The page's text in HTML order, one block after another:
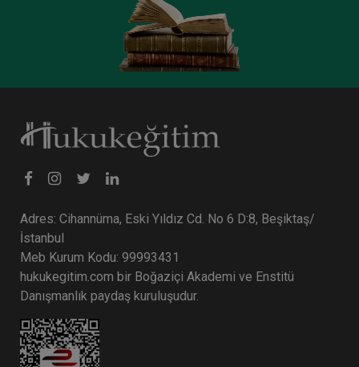
Adres: Cihannüma, Eski Yıldız Cd. No 6 D:8, Beşiktaş/
İstanbul
Meb Kurum Kodu: 99993431
hukukegitim.com bir Boğaziçi Akademi ve Enstitü
Danışmanlık paydaş kuruluşudur.